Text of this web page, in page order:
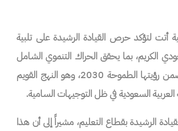
أتت لتؤكد حرص القيادة الرشيدة على تلبية
الكريم، بما يحقق الحراك التنموي الشامل
الذي تشهده المملكة ضمن رؤيتها الطموحة 2030، وهو النهج القويم
السعودية في ظل التوجيهات السامية.
الرشيدة بقطاع التعليم، مشيراً إلى أن هذا